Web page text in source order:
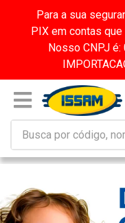
Para a sua
PIX em contas
Nosso CNPJ